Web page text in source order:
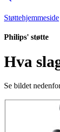
Støttehjemmeside
Philips' støtte
Hva
Se bildet